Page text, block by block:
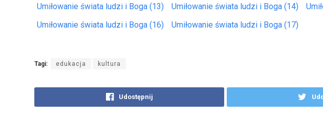
Umiłowanie świata ludzi i Boga (13)
Umiłowanie świata ludzi i Boga (14)
Umiłowanie świata ludzi i Boga (16)
Umiłowanie świata ludzi i Boga (17)
Tagi: edukacja kultura
Udostępnij